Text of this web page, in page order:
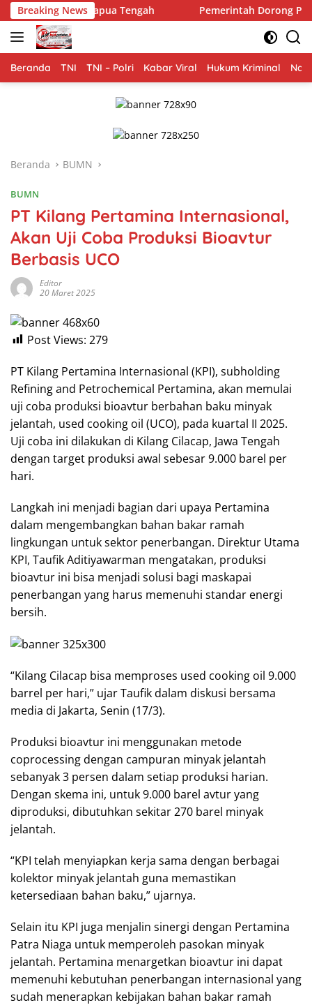
Langsung
ke
konten
Breaking News
Tengah Pemerintah Dorong Pengelolaan Sampah
Beranda TNI TNI – Polri Kabar Viral Hukum Kriminal
Beranda BUMN
BUMN
PT Kilang Pertamina Internasional,
Akan Uji Coba Produksi Bioavtur
Berbasis UCO
Editor
20 Maret 2025
Post Views: 279
PT Kilang Pertamina Internasional (KPI), subholding
Refining and Petrochemical Pertamina, akan memulai
uji coba produksi bioavtur berbahan baku minyak
jelantah, used cooking oil (UCO), pada kuartal II 2025.
Uji coba ini dilakukan di Kilang Cilacap, Jawa Tengah
dengan target produksi awal sebesar 9.000 barel per
hari.
Langkah ini menjadi bagian dari upaya Pertamina
dalam mengembangkan bahan bakar ramah
lingkungan untuk sektor penerbangan. Direktur Utama
KPI, Taufik Aditiyawarman mengatakan, produksi
bioavtur ini bisa menjadi solusi bagi maskapai
penerbangan yang harus memenuhi standar energi
bersih.
“Kilang Cilacap bisa memproses used cooking oil 9.000
barrel per hari,” ujar Taufik dalam diskusi bersama
media di Jakarta, Senin (17/3).
Produksi bioavtur ini menggunakan metode
coprocessing dengan campuran minyak jelantah
sebanyak 3 persen dalam setiap produksi harian.
Dengan skema ini, untuk 9.000 barel avtur yang
diproduksi, dibutuhkan sekitar 270 barel minyak
jelantah.
“KPI telah menyiapkan kerja sama dengan berbagai
kolektor minyak jelantah guna memastikan
ketersediaan bahan baku,” ujarnya.
Selain itu KPI juga menjalin sinergi dengan Pertamina
Patra Niaga untuk memperoleh pasokan minyak
jelantah. Pertamina menargetkan bioavtur ini dapat
memenuhi kebutuhan penerbangan internasional yang
sudah menerapkan kebijakan bahan bakar ramah